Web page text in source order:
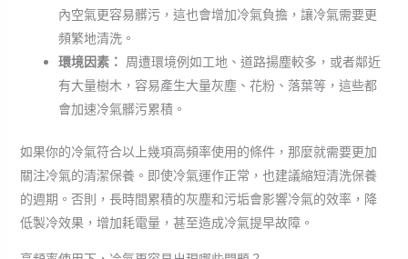
內空氣更容易髒污，這也會增加冷氣負擔，讓冷氣需要更
頻繁地清洗。
環境因素： 周遭環境例如工地、道路揚塵較多，或者鄰近
有大量樹木，容易產生大量灰塵、花粉、落葉等，這些都
會加速冷氣髒污累積。
如果你的冷氣符合以上幾項高頻率使用的條件，那麼就需要更加
關注冷氣的清潔保養。即使冷氣運作正常，也建議縮短清洗保養
的週期。否則，長時間累積的灰塵和污垢會影響冷氣的效率，降
低製冷效果，增加耗電量，甚至造成冷氣提早故障。